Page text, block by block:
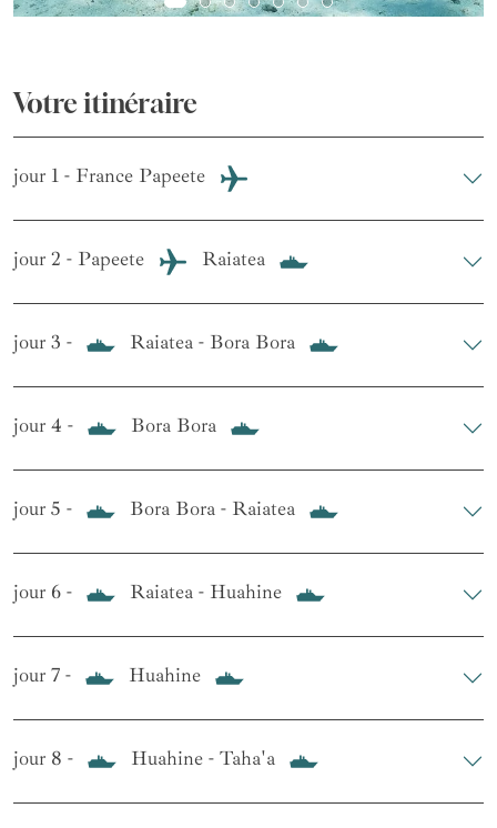
Votre itinéraire
jour 1 - France Papeete
jour 2 - Papeete Raiatea
jour 3 - Raiatea - Bora Bora
jour 4 - Bora Bora
jour 5 - Bora Bora - Raiatea
jour 6 - Raiatea - Huahine
jour 7 - Huahine
jour 8 - Huahine - Taha'a